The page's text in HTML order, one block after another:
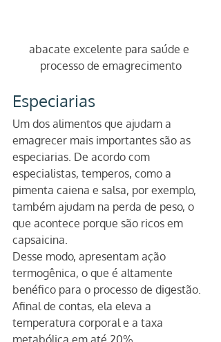
abacate excelente para saúde e
processo de emagrecimento
Especiarias
Um dos alimentos que ajudam a
emagrecer mais importantes são as
especiarias. De acordo com
especialistas, temperos, como a
pimenta caiena e salsa, por exemplo,
também ajudam na perda de peso, o
que acontece porque são ricos em
capsaicina.
Desse modo, apresentam ação
termogênica, o que é altamente
benéfico para o processo de digestão.
Afinal de contas, ela eleva a
temperatura corporal e a taxa